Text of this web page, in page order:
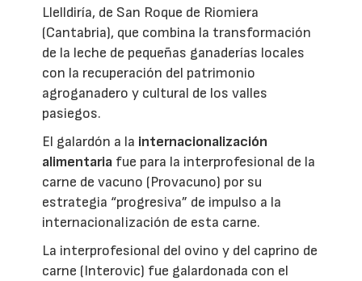
Llelldiría, de San Roque de Riomiera
(Cantabria), que combina la transformación
de la leche de pequeñas ganaderías locales
con la recuperación del patrimonio
agroganadero y cultural de los valles
pasiegos.
El galardón a la internacionalización
alimentaria fue para la interprofesional de la
carne de vacuno (Provacuno) por su
estrategia “progresiva” de impulso a la
internacionalización de esta carne.
La interprofesional del ovino y del caprino de
carne (Interovic) fue galardonada con el